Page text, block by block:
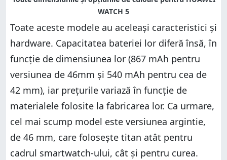
Toate aceste modele au aceleași caracteristici și
hardware. Capacitatea bateriei lor diferă însă, în
funcție de dimensiunea lor (867 mAh pentru
versiunea de 46mm și 540 mAh pentru cea de
42 mm), iar prețurile variază în funcție de
materialele folosite la fabricarea lor. Ca urmare,
cel mai scump model este versiunea argintie,
de 46 mm, care folosește titan atât pentru
cadrul smartwatch-ului, cât și pentru curea.